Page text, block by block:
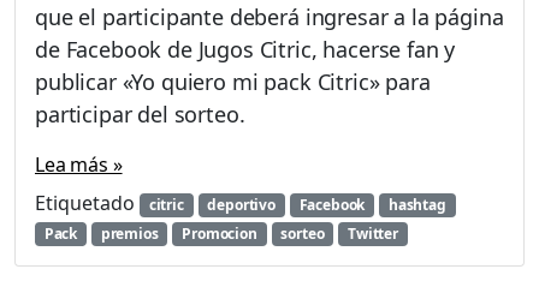
r
o
m
n
C
i
que el participante deberá ingresar a la página
de Facebook de Jugos Citric, hacerse fan y
publicar «Yo quiero mi pack Citric» para
participar del sorteo.
Lea más »
Etiquetado
citric deportivo Facebook
hashtag
Pack
premios Promocion sorteo Twitter